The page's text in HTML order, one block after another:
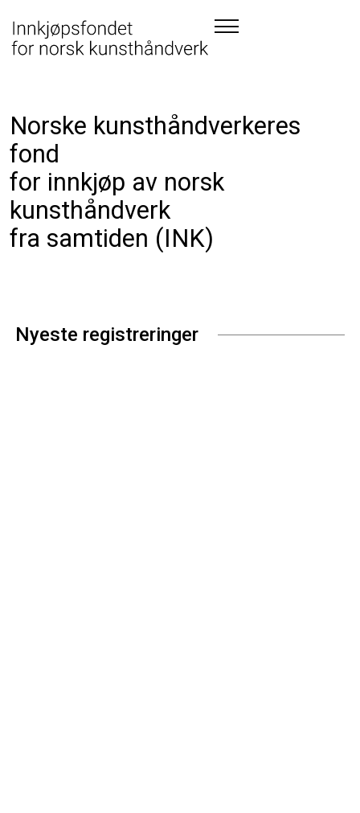
Norske kunsthåndverkeres
fond
for innkjøp av norsk
kunsthåndverk
fra samtiden (INK)
Nyeste registreringer